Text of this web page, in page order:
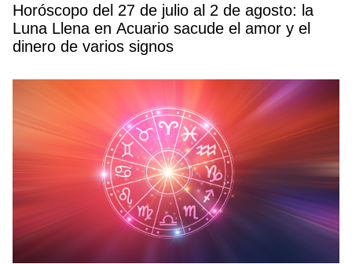
Horóscopo del 27 de julio al 2 de agosto: la
Luna Llena en Acuario sacude el amor y el
dinero de varios signos